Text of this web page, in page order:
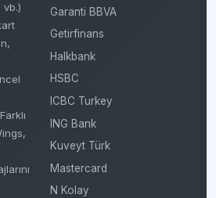
vb.)
Garanti BBVA
Getirfinans
Halkbank
HSBC
ICBC Turkey
ING Bank
Kuveyt Türk
Mastercard
N Kolay